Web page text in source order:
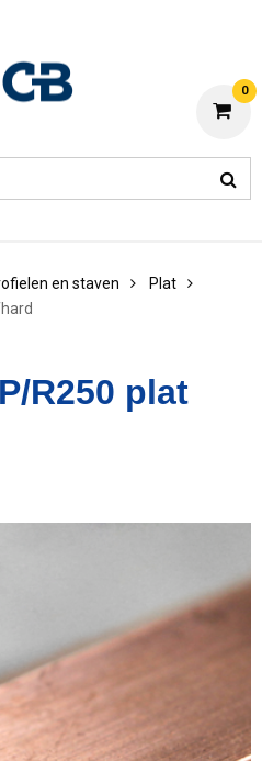
0
en staven
Plat
R250 plat